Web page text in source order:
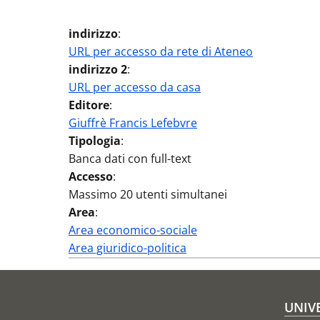
indirizzo:
URL per accesso da rete di Ateneo
indirizzo 2:
URL per accesso da casa
Editore:
Giuffrè Francis Lefebvre
Tipologia:
Banca dati con full-text
Accesso:
Massimo 20 utenti simultanei
Area:
Area economico-sociale
Area giuridico-politica